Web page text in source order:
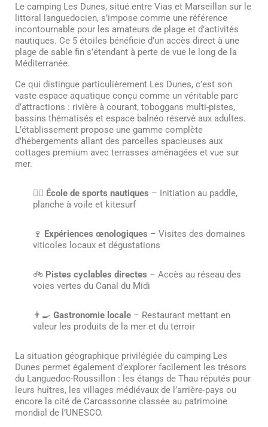
Le camping Les Dunes, situé entre Vias et Marseillan sur le
littoral languedocien, s’impose comme une référence
incontournable pour les amateurs de plage et d’activités
nautiques. Ce 5 étoiles bénéficie d’un accès direct à une
plage de sable fin s’étendant à perte de vue le long de la
Méditerranée.
Ce qui distingue particulièrement Les Dunes, c’est son
vaste espace aquatique conçu comme un véritable parc
d’attractions : rivière à courant, toboggans multi-pistes,
bassins thématisés et espace balnéo réservé aux adultes.
L’établissement propose une gamme complète
d’hébergements allant des parcelles spacieuses aux
cottages premium avec terrasses aménagées et vue sur
mer.
🏄‍♂️ École de sports nautiques – Initiation au paddle,
planche à voile et kitesurf
🍷 Expériences œnologiques – Visites des domaines
viticoles locaux et dégustations
🚲 Pistes cyclables directes – Accès au réseau des
voies vertes du Canal du Midi
👨‍🍳 Gastronomie locale – Restaurant mettant en
valeur les produits de la mer et du terroir
La situation géographique privilégiée du camping Les
Dunes permet également d’explorer facilement les trésors
du Languedoc-Roussillon : les étangs de Thau réputés pour
leurs huîtres, les villages médiévaux de l’arrière-pays ou
encore la cité de Carcassonne classée au patrimoine
mondial de l’UNESCO.